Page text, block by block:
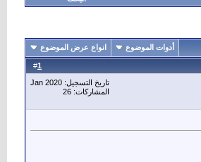
أدوات الموضوع انواع عرض الموضوع
1
تاريخ التسجيل: Jan 2020
المشاركات: 26